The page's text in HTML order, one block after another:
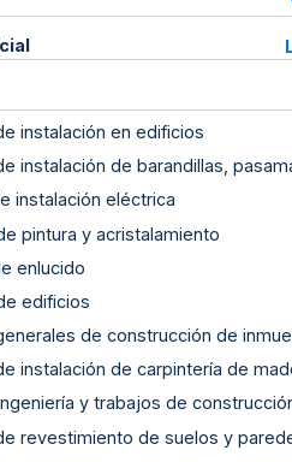
instalación en edificios
instalación de barandillas,
instalación eléctrica
pintura y acristalamiento
enlucido
edificios
de construcción de
instalación de carpintería de
y trabajos de
revestimiento de suelos y